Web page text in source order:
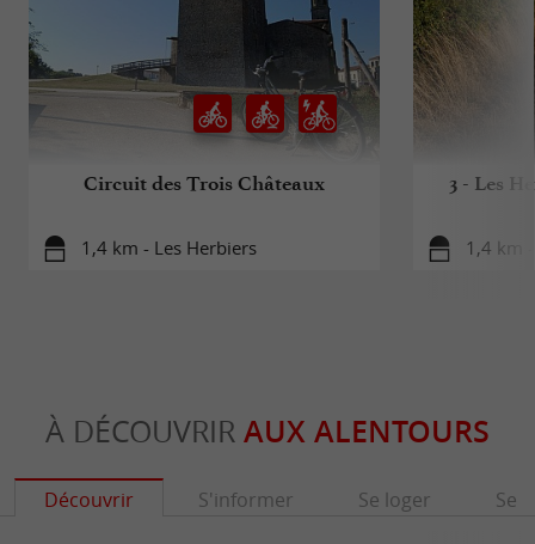
Circuit des Trois Châteaux
1,4 km - Les Herbiers
3 - Les
1,4 km
À DÉCOUVRIR AUX ALENTOURS
Découvrir S'informer Se loger Se